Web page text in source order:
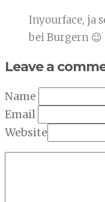
Inyourface, ja
bei Burgern 😉
Leave a
Name
Email
Website